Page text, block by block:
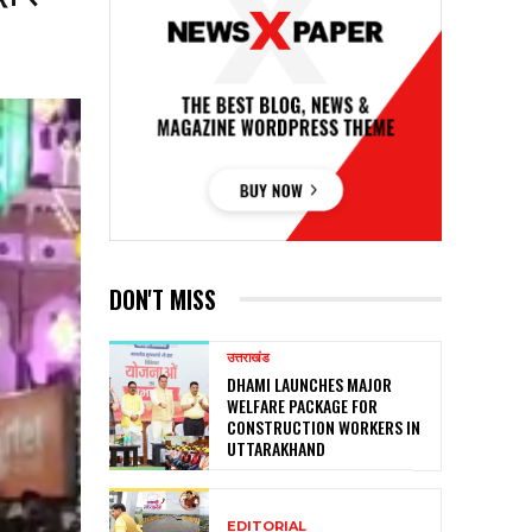
DON'T MISS
उत्तराखंड
DHAMI LAUNCHES MAJOR
WELFARE PACKAGE FOR
CONSTRUCTION WORKERS IN
UTTARAKHAND
EDITORIAL